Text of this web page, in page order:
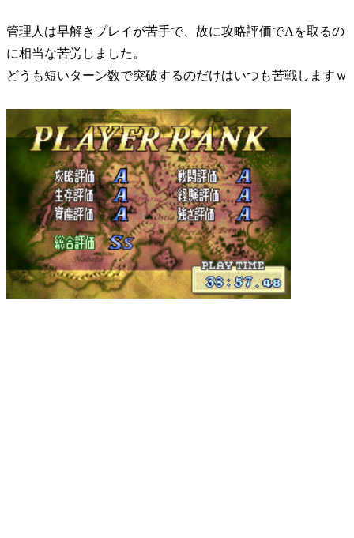
管理人は早解きプレイが苦手で、故に攻略評価でAを取るの
に相当な苦労しました。
どうも短いターン数で突破するのだけはいつも苦戦しますｗ